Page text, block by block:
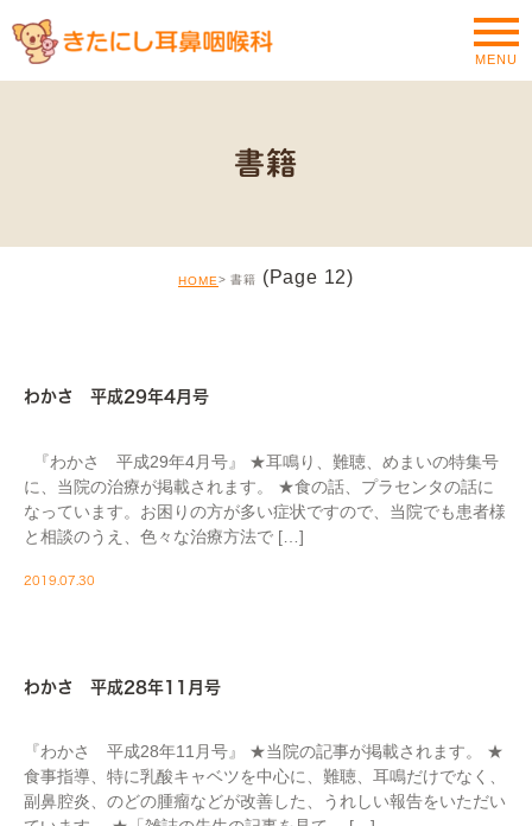
MENU
書籍
HOME 書籍 (Page 12)
わかさ 平成29年4月号
『わかさ 平成29年4月号』 ★耳鳴り、難聴、めまいの特集号
に、当院の治療が掲載されます。 ★食の話、プラセンタの話に
なっています。お困りの方が多い症状ですので、当院でも患者様
と相談のうえ、色々な治療方法で […]
2019.07.30
わかさ 平成28年11月号
『わかさ 平成28年11月号』 ★当院の記事が掲載されます。 ★
食事指導、特に乳酸キャベツを中心に、難聴、耳鳴だけでなく、
副鼻腔炎、のどの腫瘤などが改善した、うれしい報告をいただい